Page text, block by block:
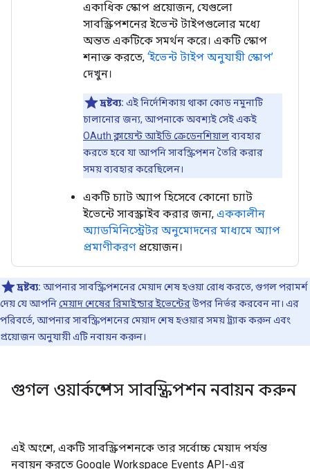
একাধিক স্কোপ প্রয়োজন, যেগুলো
সাবস্ক্রিপশনের ইভেন্ট টাইপগুলোর মধ্যে
অন্তত একটিকে সমর্থন করে। একটি স্কোপ
শনাক্ত করতে, ‘ইভেন্ট টাইপ অনুযায়ী স্কোপ’
দেখুন।
দ্রষ্টব্য: এই নির্দেশিকায় থাকা কোড নমুনাটি
চালানোর জন্য, আপনাকে অবশ্যই সেই একই
OAuth ক্লায়েন্ট আইডি ক্রেডেনশিয়ালব্যবহার
করতে হবে যা আপনি সাবস্ক্রিপশন তৈরি করার
সময় ব্যবহার করেছিলেন।
একটি চ্যাট অ্যাপ হিসেবে কোনো চ্যাট
ইভেন্টে সাবস্ক্রাইব করার জন্য, এককালীন
অ্যাডমিনিস্ট্রেটর অনুমোদনের মাধ্যমে অ্যাপ
প্রমাণীকরণপ্রয়োজন।
দ্রষ্টব্য: আপনার সাবস্ক্রিপশনের মেয়াদ শেষ হওয়া রোধ করতে, গুগল পরামর্শ
দেয় যে আপনিমেয়াদ শেষের রিমাইন্ডার ইভেন্টেরউপর নির্ভর করবেন না। এর
পরিবর্তে, আপনার সাবস্ক্রিপশনের মেয়াদ শেষ হওয়ার সময় ট্র্যাক করুন এবং
প্রয়োজন অনুযায়ী এটি নবায়ন করুন।
গুগল ওয়ার্কস্পেস সাবস্ক্রিপশন নবায়ন করুন
এই অংশে, একটি সাবস্ক্রিপশনকে তার সর্বোচ্চ মেয়াদ পর্যন্ত
নবায়ন করতে Google Workspace Events API-এর